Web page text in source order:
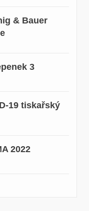
& Bauer
3
19 tiskařský
2022